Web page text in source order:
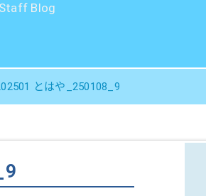
Staff Blog
とはや_250108_9